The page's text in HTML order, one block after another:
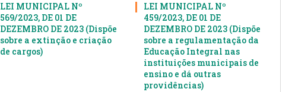
LEI MUNICIPAL Nº
569/2023, DE 01 DE
DEZEMBRO DE 2023 (Dispõe
sobre a extinção e criação
de cargos)
LEI MUNICIPAL Nº
459/2023, DE 01 DE
DEZEMBRO DE 2023 (Dispõe
sobre a regulamentação da
Educação Integral nas
instituições municipais de
ensino e dá outras
providências)